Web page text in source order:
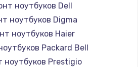
ноутбуков Dell
ноутбуков Digma
ноутбуков Haier
Packard Bell
ноутбуков Prestigio